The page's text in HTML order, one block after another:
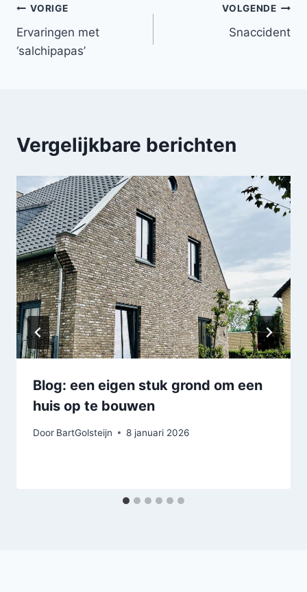
Bericht
navigatie
VORIGE
Ervaringen met
‘salchipapas’
VOLGENDE
Snaccident
Vergelijkbare berichten
Blog: een eigen stuk grond om een
huis op te bouwen
Door BartGolsteijn 8 januari 2026